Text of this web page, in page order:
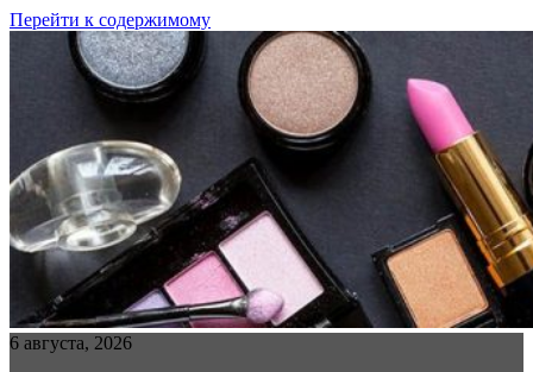
Перейти к содержимому
6 августа, 2026